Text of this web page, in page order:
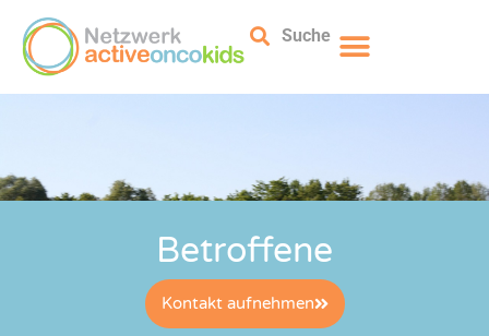
Suche
Betroffene
Kontakt aufnehmen